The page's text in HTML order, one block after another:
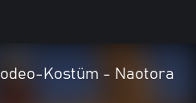
Kostüm - Naotora